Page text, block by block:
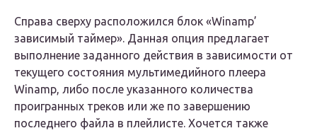
Справа сверху расположился блок «Winamp’
зависимый таймер». Данная опция предлагает
выполнение заданного действия в зависимости от
текущего состояния мультимедийного плеера
Winamp, либо после указанного количества
проигранных треков или же по завершению
последнего файла в плейлисте. Хочется также